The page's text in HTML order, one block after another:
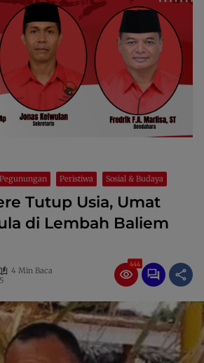
Peristiwa Sosial & Budaya
Tutup Usia, Umat
di Lembah Baliem
4 Min Baca
444